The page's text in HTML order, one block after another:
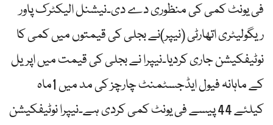
فی یونٹ کمی کی منظوری دے دی۔نیشنل الیکٹرک پاور
ریگولیٹری اتھارٹی (نیپر)نے بجلی کی قیمتوں میں کمی کا
نوٹیفکیشن جاری کردیا۔نیپرا نے بجلی کی قیمت میں اپریل
کے ماہانہ فیول ایڈجسٹمنٹ چارچز کی مد میں 1ماہ
کیلئے 44 پیسے فی یونٹ کمی کردی ہے۔نیپرا نوٹیفکیشن